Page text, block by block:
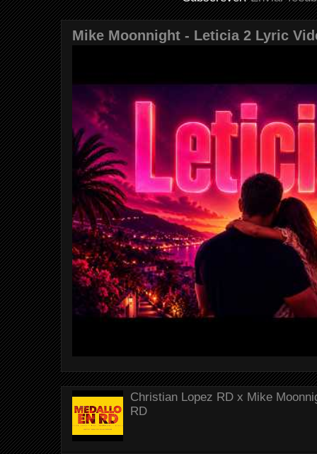
Mike Moonnight - Leticia 2 Lyric
Christian Lopez RD x Mike
RD